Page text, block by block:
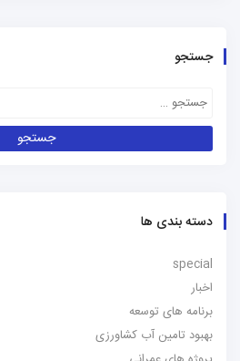
جستجو
دسته بندی ها
special
اخبار
برنامه های توسعه
بهبود تامین آب کشاورزی